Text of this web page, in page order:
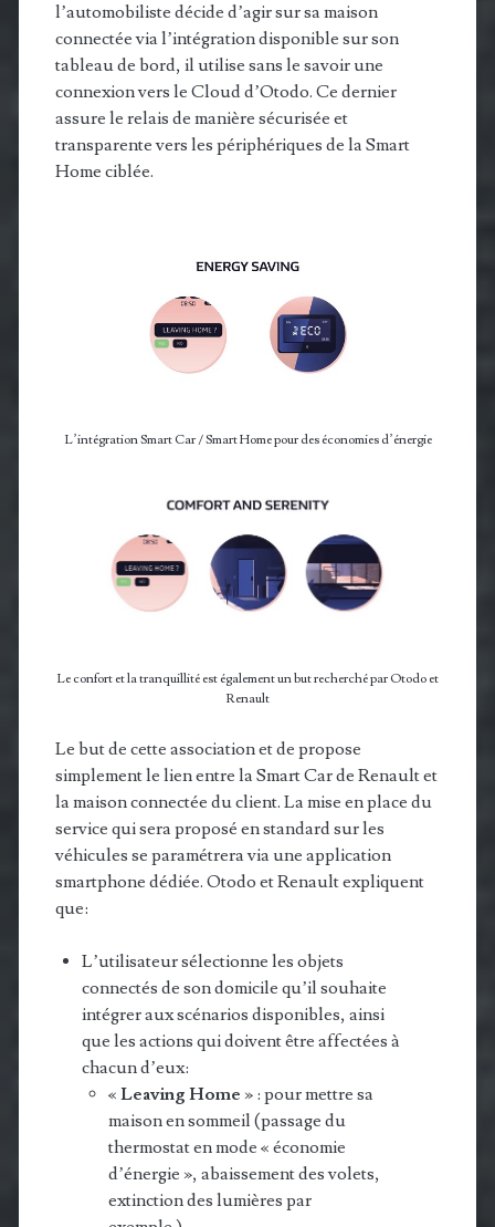
l’automobiliste décide d’agir sur sa maison
connectée via l’intégration disponible sur son
tableau de bord, il utilise sans le savoir une
connexion vers le Cloud d’Otodo. Ce dernier
assure le relais de manière sécurisée et
transparente vers les périphériques de la Smart
Home ciblée.
L’intégration Smart Car / Smart Home pour des économies d’énergie
Le confort et la tranquillité est également un but recherché par Otodo et
Renault
Le but de cette association et de propose
simplement le lien entre la Smart Car de Renault et
la maison connectée du client. La mise en place du
service qui sera proposé en standard sur les
véhicules se paramétrera via une application
smartphone dédiée. Otodo et Renault expliquent
que:
L’utilisateur sélectionne les objets
connectés de son domicile qu’il souhaite
intégrer aux scénarios disponibles, ainsi
que les actions qui doivent être affectées à
chacun d’eux:
« Leaving Home » : pour mettre sa
maison en sommeil (passage du
thermostat en mode « économie
d’énergie », abaissement des volets,
extinction des lumières par